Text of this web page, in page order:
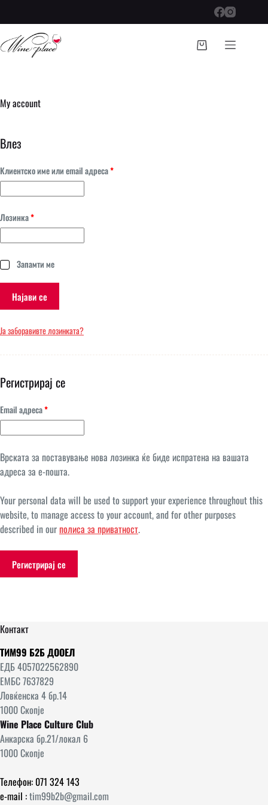
to
content
Shopping
My account
Влез
Клиентско име или email адреса*Задолжително
Лозинка*Задолжително
Запамти ме
Најави се
Ја заборавивте лозинката?
Регистрирај се
Email адреса*Задолжително
Врската за поставување нова лозинка ќе биде испратена на вашата
адреса за е-пошта.
Your personal data will be used to support your experience throughout this
website, to manage access to your account, and for other purposes
described in ourполиса за приватност.
Регистрирај се
Контакт
ТИМ99 Б2Б ДООЕЛ
ЕДБ 4057022562890
ЕМБС 7637829
Ловќенска 4 бр.14
1000 Скопје
Wine Place Culture Club
Анкарска бр.21/локал 6
1000 Скопје
Телефон: 071 324 143
e-mail :tim99b2b@gmail.com